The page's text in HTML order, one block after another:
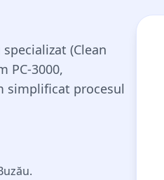
(Clean
PC-3000,
simplificat procesul
.